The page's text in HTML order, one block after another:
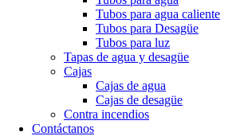
Tubos para agua caliente
Tubos para Desagüe
Tubos para luz
Tapas de agua y desagüe
Cajas
Cajas de agua
Cajas de desagüe
Contra incendios
Contáctanos